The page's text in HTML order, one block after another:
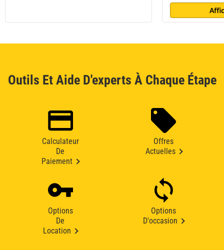
Outils Et Aide D'experts À Chaque Étape
Calculateur
De
Paiement
Offres
Actuelles
Options
De
Location
Options
D'occasion